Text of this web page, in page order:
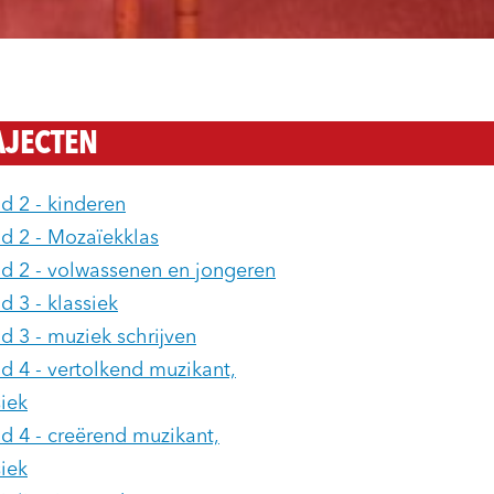
2 - kinderen
2 - Mozaïekklas
2 - volwassenen en jongeren
3 - klassiek
3 - muziek schrijven
4 - vertolkend muzikant,
4 - creërend muzikant,